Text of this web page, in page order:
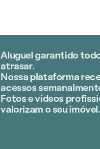
Aluguel garantido
atrasar.
Nossa plataforma
acessos
Fotos e vídeos
valorizam o seu imóvel.